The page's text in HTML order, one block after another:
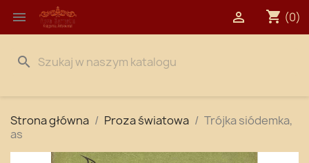
 shopping_cart (0)

search
Strona główna Proza światowa
Trójka siódemka,
as